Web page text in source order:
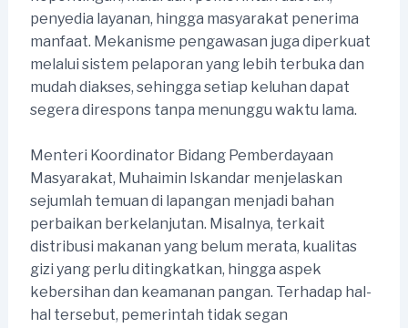
penyedia layanan, hingga masyarakat penerima
manfaat. Mekanisme pengawasan juga diperkuat
melalui sistem pelaporan yang lebih terbuka dan
mudah diakses, sehingga setiap keluhan dapat
segera direspons tanpa menunggu waktu lama.
Menteri Koordinator Bidang Pemberdayaan
Masyarakat, Muhaimin Iskandar menjelaskan
sejumlah temuan di lapangan menjadi bahan
perbaikan berkelanjutan. Misalnya, terkait
distribusi makanan yang belum merata, kualitas
gizi yang perlu ditingkatkan, hingga aspek
kebersihan dan keamanan pangan. Terhadap hal-
hal tersebut, pemerintah tidak segan